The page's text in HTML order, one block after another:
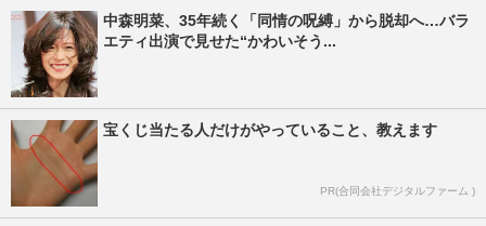
中森明菜、35年続く「同情の呪縛」から脱却へ…バラ
エティ出演で見せた“かわいそう...
宝くじ当たる人だけがやっていること、教えます
PR(合同会社デジタルファーム )